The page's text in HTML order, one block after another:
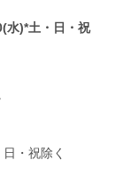
)*土・日・祝
・祝除く